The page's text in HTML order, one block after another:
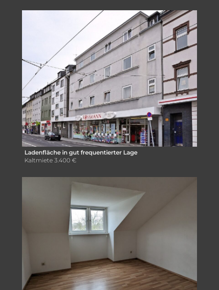
Ladenfläche in gut frequentierter Lage
Kaltmiete 3.400 €